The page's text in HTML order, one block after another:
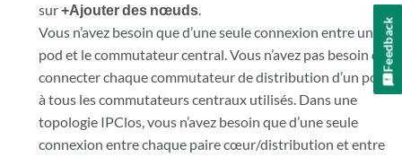
sur+Ajouter des nœuds.
Vous n’avez besoin que d’une seule connexion entre un
pod et le commutateur central. Vous n’avez pas besoin de
connecter chaque commutateur de distribution d’un pod
à tous les commutateurs centraux utilisés. Dans une
topologie IPClos, vous n’avez besoin que d’une seule
connexion entre chaque paire cœur/distribution et entre
Feedback